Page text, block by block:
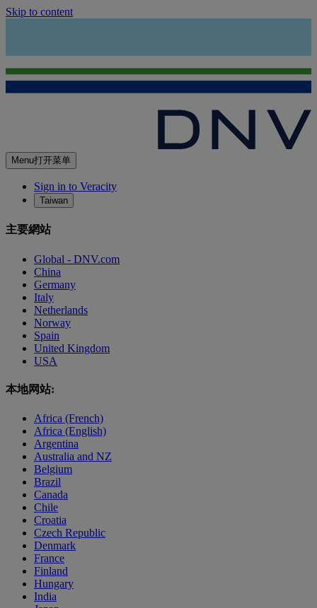
Skip to content
Menu打开菜单
Sign in to Veracity
Taiwan
主要網站
Global - DNV.com
China
Germany
Italy
Netherlands
Norway
Spain
United Kingdom
USA
本地网站:
Africa (French)
Africa (English)
Argentina
Australia and NZ
Belgium
Brazil
Canada
Chile
Croatia
Czech Republic
Denmark
France
Finland
Hungary
India